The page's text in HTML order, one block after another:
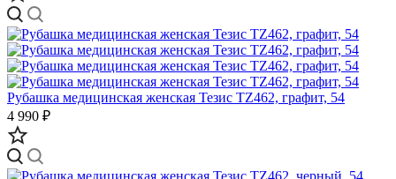
Рубашка медицинская женская Тезис TZ462, графит, 54
4 990 ₽